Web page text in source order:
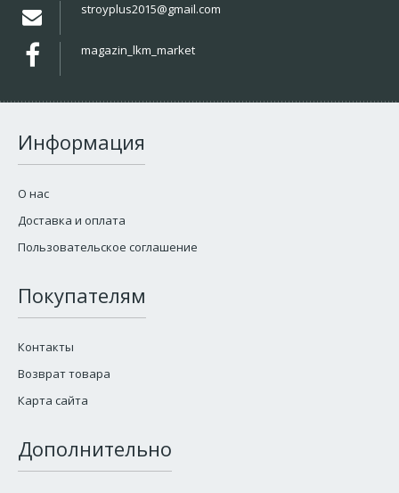
stroyplus2015@gmail.com
magazin_lkm_market
Информация
О нас
Доставка и оплата
Пользовательское соглашение
Покупателям
Контакты
Возврат товара
Карта сайта
Дополнительно